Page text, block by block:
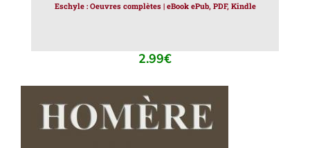
Eschyle : Oeuvres complètes | eBook ePub, PDF, Kindle
2.99€